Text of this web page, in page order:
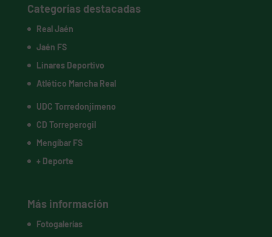
Categorías destacadas
Real Jaén
Jaén FS
Linares Deportivo
Atlético Mancha Real
UDC Torredonjimeno
CD Torreperogil
Mengíbar FS
+ Deporte
Más información
Fotogalerías